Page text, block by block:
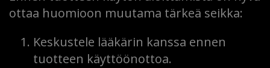
ottaa huomioon muutama tärkeä seikka:
Keskustele lääkärin kanssa ennen
tuotteen käyttöönottoa.